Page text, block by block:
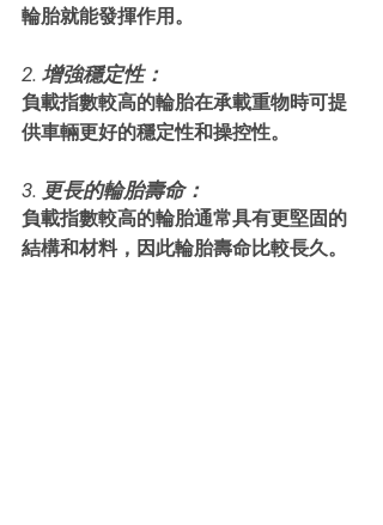
輪胎就能發揮作用。
2. 增強穩定性：
負載指數較高的輪胎在承載重物時可提
供車輛更好的穩定性和操控性。
3. 更長的輪胎壽命：
負載指數較高的輪胎通常具有更堅固的
結構和材料，因此輪胎壽命比較長久。